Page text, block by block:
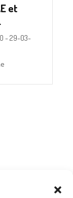
et
des
des
- 29-03-